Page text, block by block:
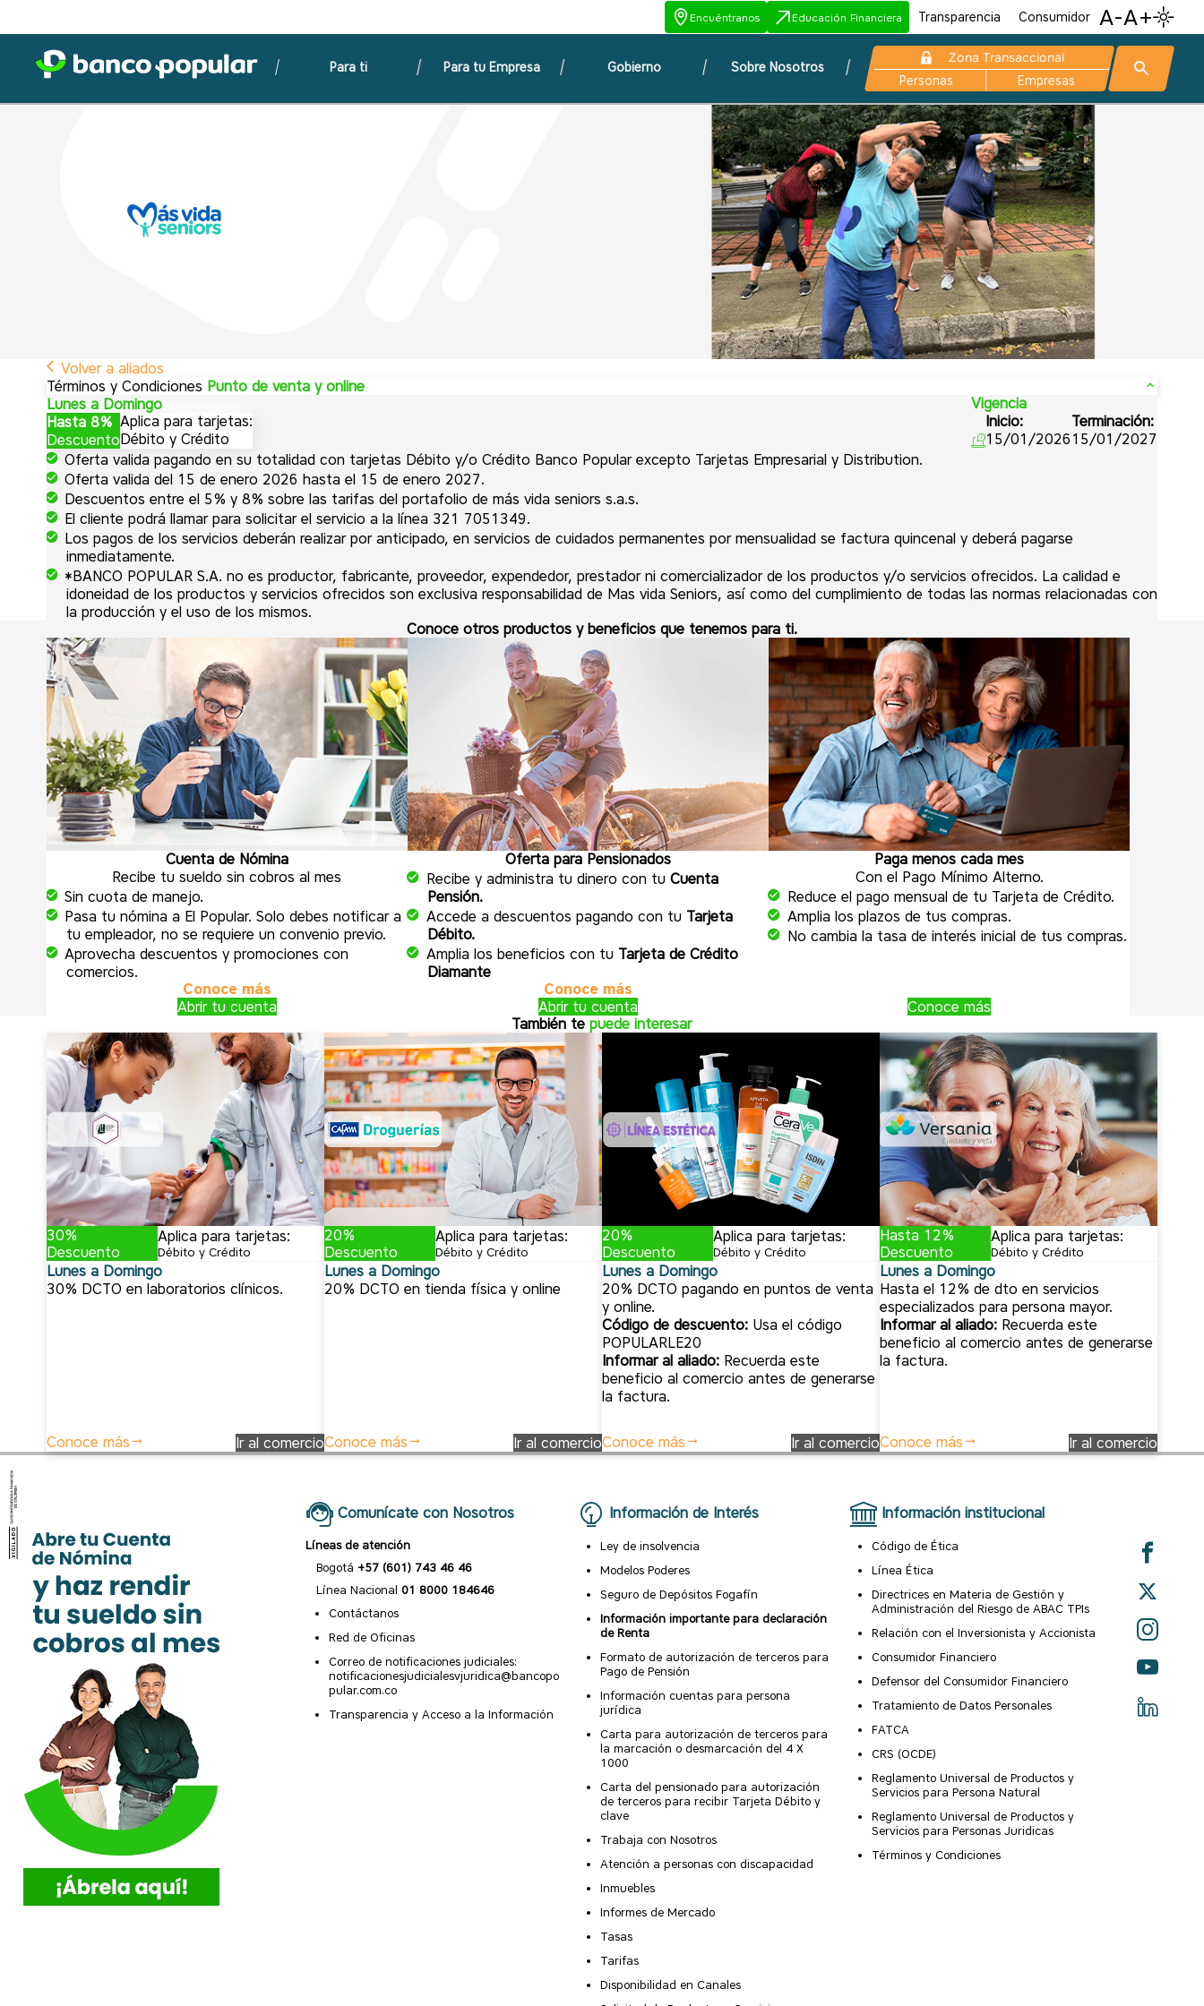
Encuéntranos Educación Financiera Transparencia Consumidor A-A+
Para ti Para tu Empresa Gobierno Sobre Nosotros
Zona Transaccional
Personas
Empresas
Volver a aliados
Términos y Condiciones Punto de venta y online
Lunes a Domingo
Hasta 8%
Descuento
Aplica para tarjetas:
Débito y Crédito
Vigencia
Inicio:
15/01/2026
Terminación:
15/01/2027
Oferta valida pagando en su totalidad con tarjetas Débito y/o Crédito Banco Popular excepto Tarjetas Empresarial y Distribution.
Oferta valida del 15 de enero 2026 hasta el 15 de enero 2027.
Descuentos entre el 5% y 8% sobre las tarifas del portafolio de más vida seniors s.a.s.
El cliente podrá llamar para solicitar el servicio a la línea 321 7051349.
Los pagos de los servicios deberán realizar por anticipado, en servicios de cuidados permanentes por mensualidad se factura quincenal y deberá pagarse
inmediatamente.
*BANCO POPULAR S.A. no es productor, fabricante, proveedor, expendedor, prestador ni comercializador de los productos y/o servicios ofrecidos. La calidad e
idoneidad de los productos y servicios ofrecidos son exclusiva responsabilidad de Mas vida Seniors, así como del cumplimiento de todas las normas relacionadas con
la producción y el uso de los mismos.
Conoce otros productos y beneficios que tenemos para ti.
Cuenta de Nómina
Recibe tu sueldo sin cobros al mes
Sin cuota de manejo.
Pasa tu nómina a El Popular. Solo debes notificar a
tu empleador, no se requiere un convenio previo.
Aprovecha descuentos y promociones con
comercios.
Conoce más
Abrir tu cuenta
Oferta para Pensionados
Recibe y administra tu dinero con tu Cuenta
Pensión.
Accede a descuentos pagando con tu Tarjeta
Débito.
Amplia los beneficios con tu Tarjeta de Crédito
Diamante
Conoce más
Abrir tu cuenta
Paga menos cada mes
Con el Pago Mínimo Alterno.
Reduce el pago mensual de tu Tarjeta de Crédito.
Amplia los plazos de tus compras.
No cambia la tasa de interés inicial de tus compras.
Conoce más
También tepuede interesar
30%
Descuento
Aplica para tarjetas:
Débito y Crédito
Lunes a Domingo
30% DCTO en laboratorios clínicos.
Conoce más Ir al comercio
20%
Descuento
Aplica para tarjetas:
Débito y Crédito
Lunes a Domingo
20% DCTO en tienda física y online
Conoce más Ir al comercio
20%
Descuento
Aplica para tarjetas:
Débito y Crédito
Lunes a Domingo
20% DCTO pagando en puntos de venta
y online.
Código de descuento: Usa el código
POPULARLE20
Informar al aliado: Recuerda este
beneficio al comercio antes de generarse
la factura.
Conoce más Ir al comercio
Hasta 12%
Descuento
Aplica para tarjetas:
Débito y Crédito
Lunes a Domingo
Hasta el 12% de dto en servicios
especializados para persona mayor.
Informar al aliado: Recuerda este
beneficio al comercio antes de generarse
la factura.
Conoce más Ir al comercio
Comunícate con Nosotros
Líneas de atención
Bogotá +57 (601) 743 46 46
Línea Nacional 01 8000 184646
Contáctanos
Red de Oficinas
Correo de notificaciones judiciales:
notificacionesjudicialesvjuridica@bancopo
pular.com.co
Transparencia y Acceso a la Información
Información de Interés
Ley de insolvencia
Modelos Poderes
Seguro de Depósitos Fogafín
Información importante para declaración
de Renta
Formato de autorización de terceros para
Pago de Pensión
Información cuentas para persona
jurídica
Carta para autorización de terceros para
la marcación o desmarcación del 4 X
1000
Carta del pensionado para autorización
de terceros para recibir Tarjeta Débito y
clave
Trabaja con Nosotros
Atención a personas con discapacidad
Inmuebles
Informes de Mercado
Tasas
Tarifas
Disponibilidad en Canales
Información institucional
Código de Ética
Línea Ética
Directrices en Materia de Gestión y
Administración del Riesgo de ABAC TPIs
Relación con el Inversionista y Accionista
Consumidor Financiero
Defensor del Consumidor Financiero
Tratamiento de Datos Personales
FATCA
CRS (OCDE)
Reglamento Universal de Productos y
Servicios para Persona Natural
Reglamento Universal de Productos y
Servicios para Personas Juridicas
Términos y Condiciones